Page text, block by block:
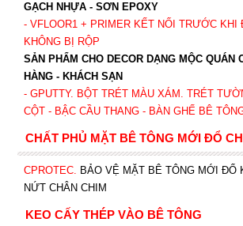
GẠCH NHỰA - SƠN EPOXY
- VFLOOR1+ PRIMER KẾT NỐI TRƯỚC KHI
KHÔNG BỊ RỘP
SẢN PHẨM CHO DECOR DẠNG MỘC QUÁN
HÀNG - KHÁCH SẠN
- GPUTTY. BỘT TRÉT MÀU XÁM. TRÉT
CỘT - BẬC CẦU THANG - BÀN GHẾ BÊ
CHẤT PHỦ MẶT BÊ TÔNG MỚI ĐỔ
CPROTEC. BẢO VỆ MẶT BÊ TÔNG MỚI ĐỔ
NỨT CHÂN CHIM
KEO CẤY THÉP VÀO BÊ TÔNG